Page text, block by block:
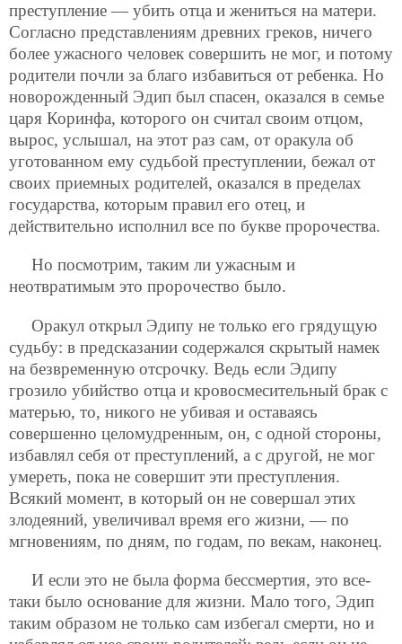
преступление — убить отца и жениться на матери.
Согласно представлениям древних греков, ничего
более ужасного человек совершить не мог, и потому
родители почли за благо избавиться от ребенка. Но
новорожденный Эдип был спасен, оказался в семье
царя Коринфа, которого он считал своим отцом,
вырос, услышал, на этот раз сам, от оракула об
уготованном ему судьбой преступлении, бежал от
своих приемных родителей, оказался в пределах
государства, которым правил его отец, и
действительно исполнил все по букве пророчества.
Но посмотрим, таким ли ужасным и
неотвратимым это пророчество было.
Оракул открыл Эдипу не только его грядущую
судьбу: в предсказании содержался скрытый намек
на безвременную отсрочку. Ведь если Эдипу
грозило убийство отца и кровосмесительный брак с
матерью, то, никого не убивая и оставаясь
совершенно целомудренным, он, с одной стороны,
избавлял себя от преступлений, а с другой, не мог
умереть, пока не совершит эти преступления.
Всякий момент, в который он не совершал этих
злодеяний, увеличивал время его жизни, — по
мгновениям, по дням, по годам, по векам, наконец.
И если это не была форма бессмертия, это все-
таки было основание для жизни. Мало того, Эдип
таким образом не только сам избегал смерти, но и